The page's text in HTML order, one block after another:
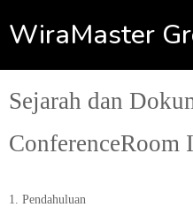
WiraMaster
Sejarah dan
ConferenceRoom
1. Pendahuluan